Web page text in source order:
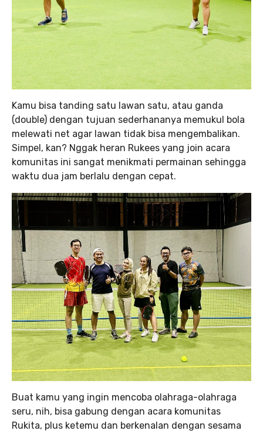
Kamu bisa tanding satu lawan satu, atau ganda
(double) dengan tujuan sederhananya memukul bola
melewati net agar lawan tidak bisa mengembalikan.
Simpel, kan? Nggak heran Rukees yang join acara
komunitas ini sangat menikmati permainan sehingga
waktu dua jam berlalu dengan cepat.
Buat kamu yang ingin mencoba olahraga-olahraga
seru, nih, bisa gabung dengan acara komunitas
Rukita, plus ketemu dan berkenalan dengan sesama